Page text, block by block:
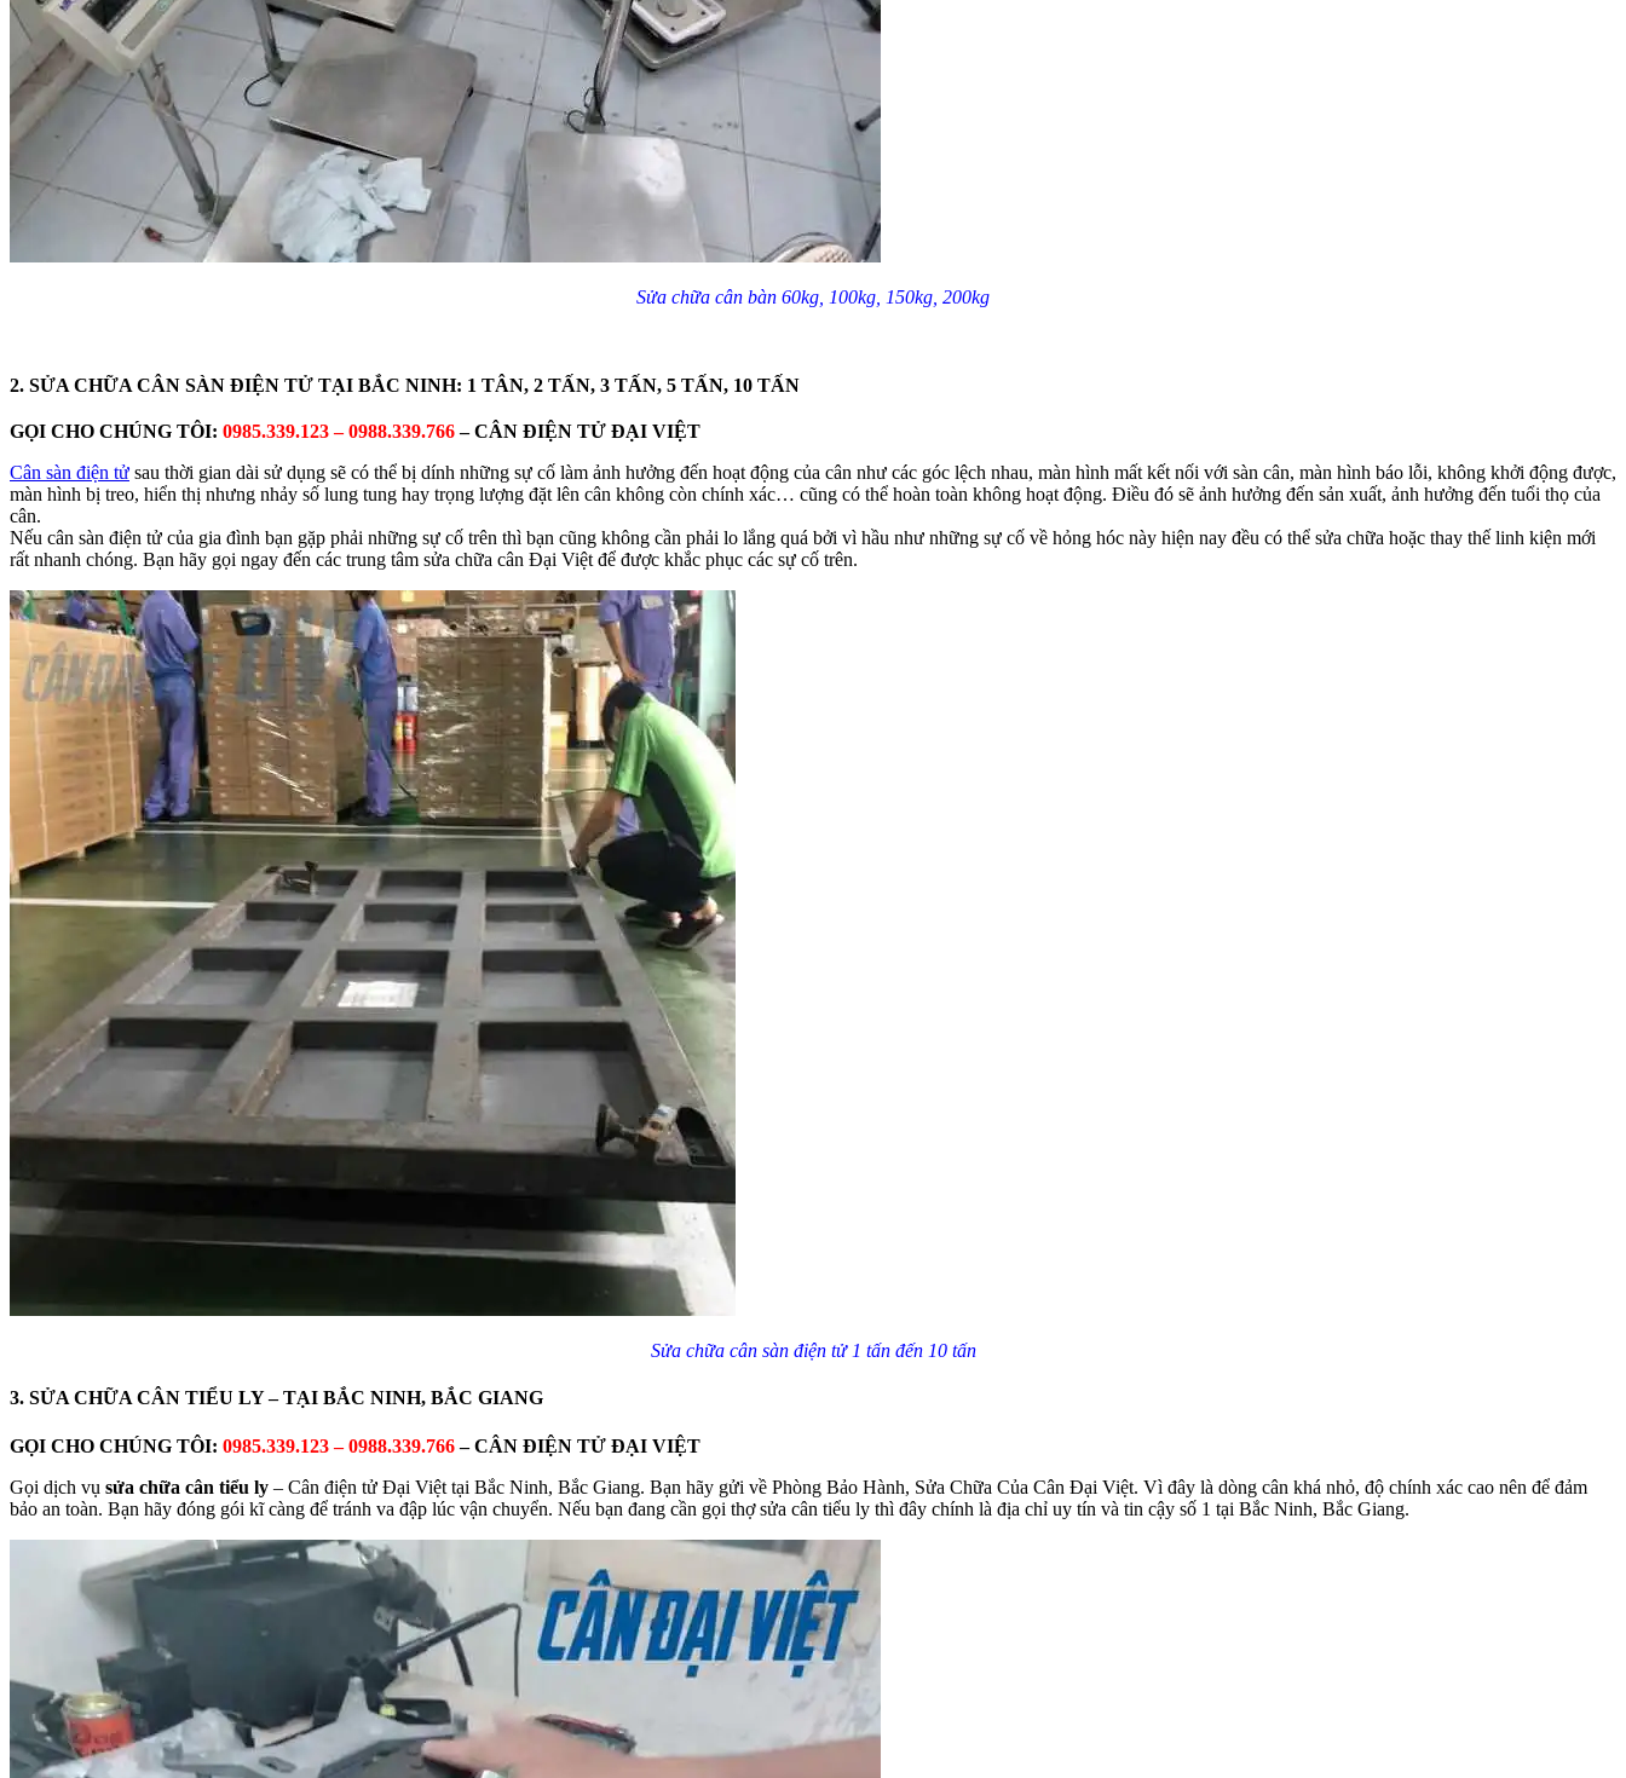
Sửa chữa cân bàn 60kg, 100kg, 150kg, 200kg
2. SỬA CHỮA CÂN SÀN ĐIỆN TỬ TẠI BẮC NINH: 1 TÂN, 2 TẤN, 3 TẤN, 5 TẤN, 10 TẤN
GỌI CHO CHÚNG TÔI: 0985.339.123 – 0988.339.766– CÂN ĐIỆN TỬ ĐẠI VIỆT
Cân sàn điện tử sau thời gian dài sử dụng sẽ có thể bị dính những sự cố làm ảnh hưởng đến hoạt động của cân như các góc lệch nhau, màn hình mất kết nối với sàn cân, màn hình báo lỗi, không khởi động được,
màn hình bị treo, hiển thị nhưng nhảy số lung tung hay trọng lượng đặt lên cân không còn chính xác… cũng có thể hoàn toàn không hoạt động. Điều đó sẽ ảnh hưởng đến sản xuất, ảnh hưởng đến tuổi thọ của
cân.
Nếu cân sàn điện tử của gia đình bạn gặp phải những sự cố trên thì bạn cũng không cần phải lo lắng quá bởi vì hầu như những sự cố về hỏng hóc này hiện nay đều có thể sửa chữa hoặc thay thế linh kiện mới
rất nhanh chóng. Bạn hãy gọi ngay đến các trung tâm sửa chữa cân Đại Việt để được khắc phục các sự cố trên.
Sửa chữa cân sàn điện tử 1 tấn đến 10 tấn
3. SỬA CHỮA CÂN TIỂU LY – TẠI BẮC NINH, BẮC GIANG
GỌI CHO CHÚNG TÔI: 0985.339.123 – 0988.339.766– CÂN ĐIỆN TỬ ĐẠI VIỆT
Gọi dịch vụ sửa chữa cân tiểu ly – Cân điện tử Đại Việt tại Bắc Ninh, Bắc Giang. Bạn hãy gửi về Phòng Bảo Hành, Sửa Chữa Của Cân Đại Việt. Vì đây là dòng cân khá nhỏ, độ chính xác cao nên để đảm
bảo an toàn. Bạn hãy đóng gói kĩ càng để tránh va đập lúc vận chuyển. Nếu bạn đang cần gọi thợ sửa cân tiểu ly thì đây chính là địa chỉ uy tín và tin cậy số 1 tại Bắc Ninh, Bắc Giang.